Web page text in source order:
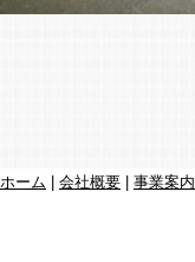
ホーム 会社概要 事業案内